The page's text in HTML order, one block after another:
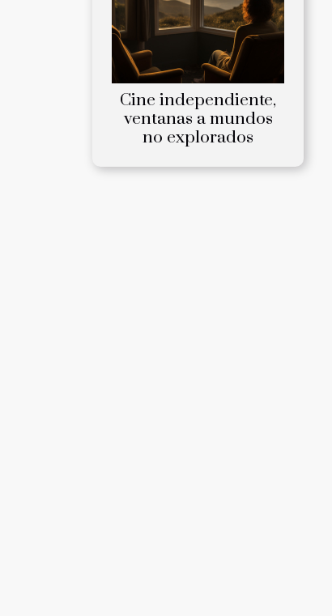
Cine independiente,
ventanas a mundos
no explorados